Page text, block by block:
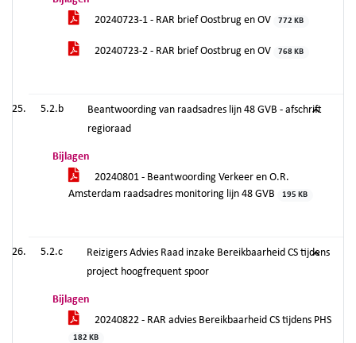
20240723-1 - RAR brief Oostbrug en OV
772 KB
20240723-2 - RAR brief Oostbrug en OV 768 KB
5.2.b
Beantwoording van raadsadres lijn 48 GVB - afschrift
regioraad
Bijlagen
20240801 - Beantwoording Verkeer en O.R.
Amsterdam raadsadres monitoring lijn 48 GVB
195 KB
5.2.c
Reizigers Advies Raad inzake Bereikbaarheid CS tijdens
project hoogfrequent spoor
Bijlagen
20240822 - RAR advies Bereikbaarheid CS tijdens PHS
182 KB